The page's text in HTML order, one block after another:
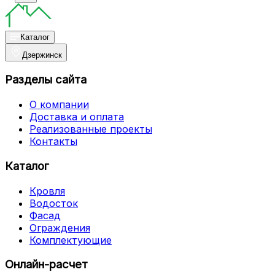
Каталог
Дзержинск
Разделы сайта
О компании
Доставка и оплата
Реализованные проекты
Контакты
Каталог
Кровля
Водосток
Фасад
Ограждения
Комплектующие
Онлайн-расчет